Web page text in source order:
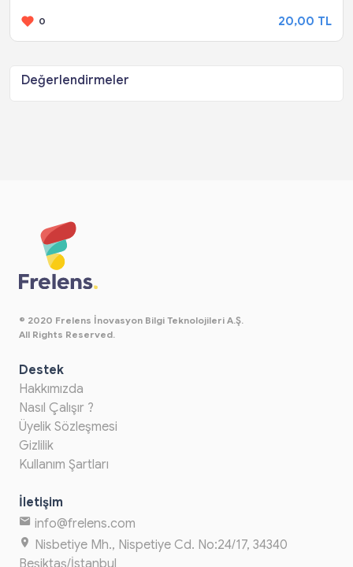
0 20,00 TL
Değerlendirmeler
© 2020 Frelens İnovasyon Bilgi Teknolojileri A.Ş.
All Rights Reserved.
Destek
Hakkımızda
Nasıl Çalışır ?
Üyelik Sözleşmesi
Gizlilik
Kullanım Şartları
İletişim
info@frelens.com
Nisbetiye Mh., Nispetiye Cd. No:24/17, 34340